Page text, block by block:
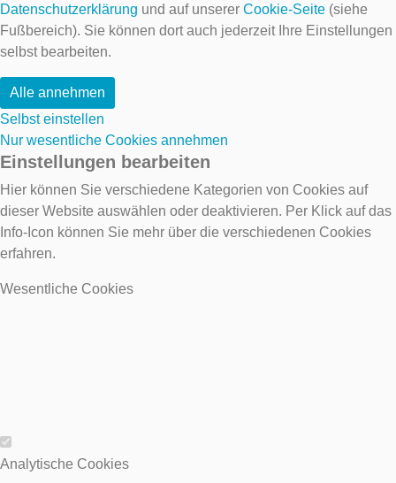
Datenschutzerklärung und auf unserer Cookie-Seite (siehe
Fußbereich). Sie können dort auch jederzeit Ihre Einstellungen
selbst bearbeiten.
Alle annehmen
Selbst einstellen
Nur wesentliche Cookies annehmen
Einstellungen bearbeiten
Hier können Sie verschiedene Kategorien von Cookies auf
dieser Website auswählen oder deaktivieren. Per Klick auf das
Info-Icon können Sie mehr über die verschiedenen Cookies
erfahren.
Wesentliche Cookies
Wesentliche Cookies
Analytische Cookies